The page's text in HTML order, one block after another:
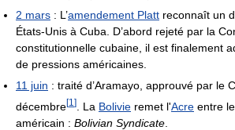
2 mars : L’amendement Platt reconnaît un
États-Unis à Cuba. D’abord rejeté par la
constitutionnelle cubaine, il est finalement
de pressions américaines.
11 juin : traité d’Aramayo, approuvé par le
décembre[1 ] . La Bolivie remet l'Acre entre
américain : Bolivian Syndicate